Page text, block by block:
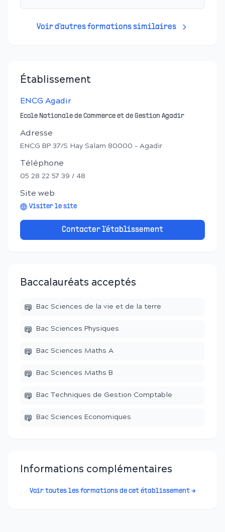
Voir d'autres formations similaires
Établissement
ENCG Agadir
Ecole Nationale de Commerce et de Gestion Agadir
Adresse
ENCG BP 37/S Hay Salam 80000 - Agadir
Téléphone
05 28 22 57 39 / 48
Site web
Visiter le site
Contacter l'établissement
Baccalauréats acceptés
Bac Sciences de la vie et de la terre
Bac Sciences Physiques
Bac Sciences Maths A
Bac Sciences Maths B
Bac Techniques de Gestion Comptable
Bac Sciences Economiques
Informations complémentaires
Voir toutes les formations de cet établissement →